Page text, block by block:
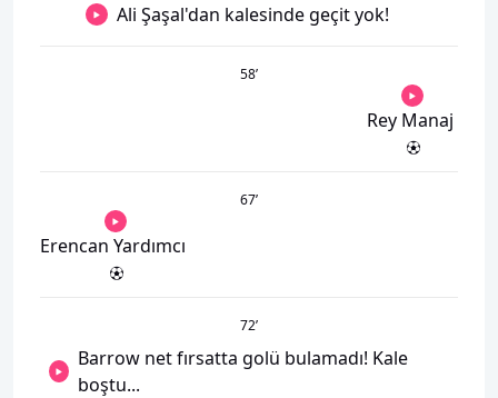
Ali Şaşal'dan kalesinde geçit yok!
58’
Rey Manaj
67’
Erencan Yardımcı
72’
Barrow net fırsatta golü bulamadı! Kale
boştu...